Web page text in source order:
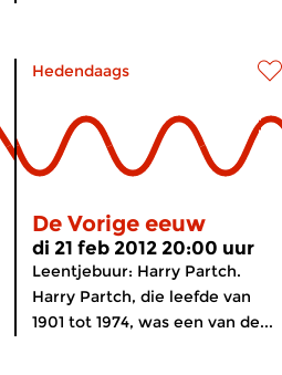
Hedendaags
De Vorige eeuw
di 21 feb 2012 20:00 uur
Leentjebuur: Harry Partch.
Harry Partch, die leefde van
1901 tot 1974, was een van de...